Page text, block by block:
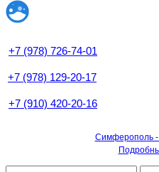
+7 (978) 726-74-01
+7 (978) 129-20-17
+7 (910) 420-20-16
Симферополь -